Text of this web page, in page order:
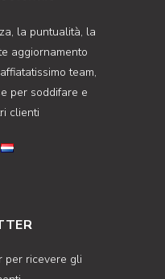
la puntualità, la
aggiornamento
team,
per soddifare e
clienti
per ricevere gli